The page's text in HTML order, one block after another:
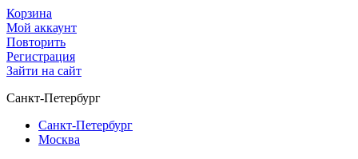
Корзина
Мой аккаунт
Повторить
Регистрация
Зайти на сайт
Санкт-Петербург
Санкт-Петербург
Москва